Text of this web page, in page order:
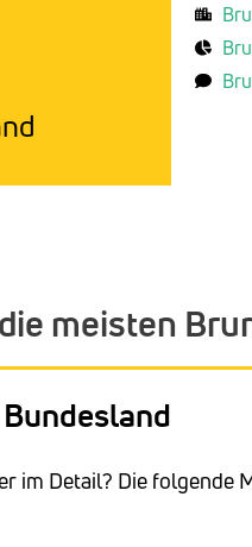
meisten
im Detail? Die folgende